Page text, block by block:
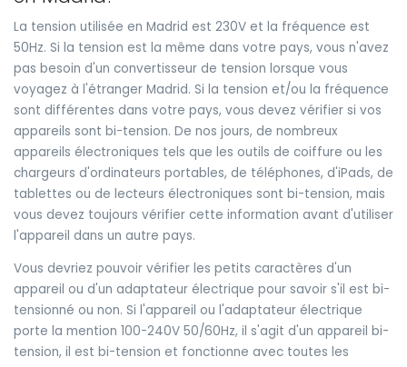
La tension utilisée en Madrid est 230V et la fréquence est
50Hz. Si la tension est la même dans votre pays, vous n'avez
pas besoin d'un convertisseur de tension lorsque vous
voyagez à l'étranger Madrid. Si la tension et/ou la fréquence
sont différentes dans votre pays, vous devez vérifier si vos
appareils sont bi-tension. De nos jours, de nombreux
appareils électroniques tels que les outils de coiffure ou les
chargeurs d'ordinateurs portables, de téléphones, d'iPads, de
tablettes ou de lecteurs électroniques sont bi-tension, mais
vous devez toujours vérifier cette information avant d'utiliser
l'appareil dans un autre pays.
Vous devriez pouvoir vérifier les petits caractères d'un
appareil ou d'un adaptateur électrique pour savoir s'il est bi-
tensionné ou non. Si l'appareil ou l'adaptateur électrique
porte la mention 100-240V 50/60Hz, il s'agit d'un appareil bi-
tension, il est bi-tension et fonctionne avec toutes les